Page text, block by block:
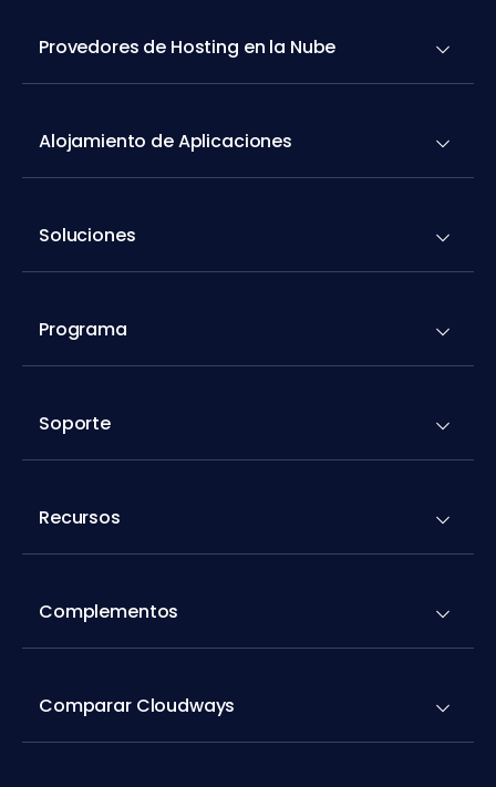
Provedores de Hosting en la Nube
Alojamiento de Aplicaciones
Soluciones
Programa
Soporte
Recursos
Complementos
Comparar Cloudways